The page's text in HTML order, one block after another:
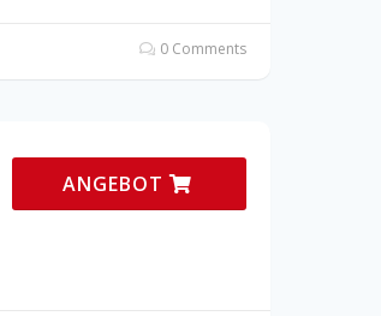
0 Comments
ANGEBOT